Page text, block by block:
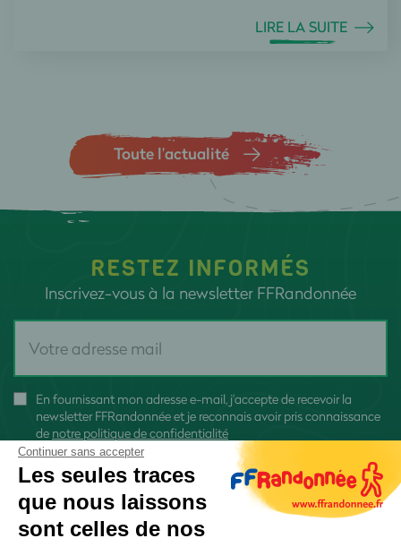
LIRE LA SUITE
Toute l’actualité
RESTEZ INFORMÉS
Inscrivez-vous à la newsletter FFRandonnée
En fournissant mon adresse e-mail, j'accepte de recevoir la
newsletter FFRandonnée et je reconnais avoir pris connaissance
de notre politique de confidentialité
Continuer sans accepter
Les seules traces
que nous laissons
sont celles de nos